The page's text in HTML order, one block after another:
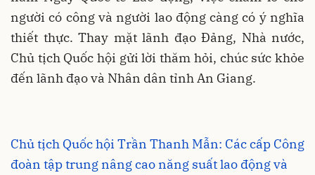
người có công và người lao động càng có ý nghĩa
thiết thực. Thay mặt lãnh đạo Đảng, Nhà nước,
Chủ tịch Quốc hội gửi lời thăm hỏi, chúc sức khỏe
đến lãnh đạo và Nhân dân tỉnh An Giang.
Chủ tịch Quốc hội Trần Thanh Mẫn: Các cấp Công
đoàn tập trung nâng cao năng suất lao động và